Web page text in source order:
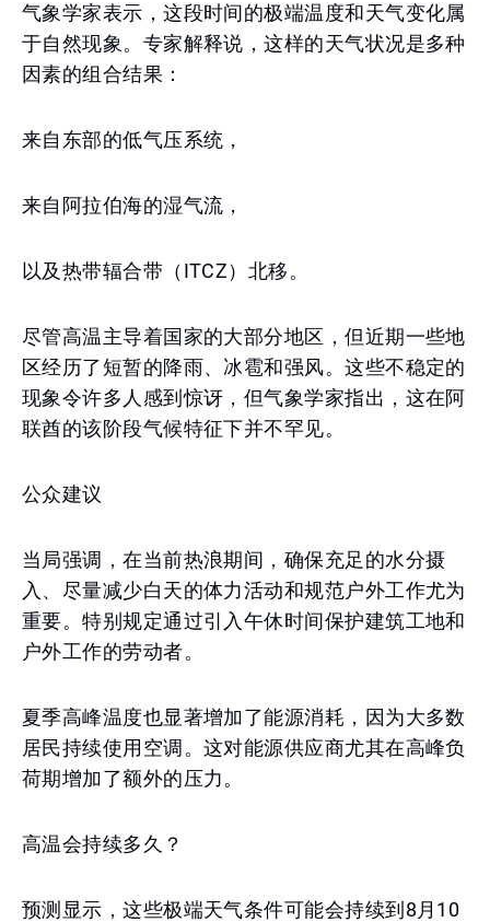
气象学家表示，这段时间的极端温度和天气变化属
于自然现象。专家解释说，这样的天气状况是多种
因素的组合结果：
来自东部的低气压系统，
来自阿拉伯海的湿气流，
以及热带辐合带（ITCZ）北移。
尽管高温主导着国家的大部分地区，但近期一些地
区经历了短暂的降雨、冰雹和强风。这些不稳定的
现象令许多人感到惊讶，但气象学家指出，这在阿
联酋的该阶段气候特征下并不罕见。
公众建议
当局强调，在当前热浪期间，确保充足的水分摄
入、尽量减少白天的体力活动和规范户外工作尤为
重要。特别规定通过引入午休时间保护建筑工地和
户外工作的劳动者。
夏季高峰温度也显著增加了能源消耗，因为大多数
居民持续使用空调。这对能源供应商尤其在高峰负
荷期增加了额外的压力。
高温会持续多久？
预测显示，这些极端天气条件可能会持续到8月10